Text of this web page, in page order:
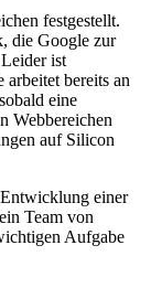
festgestellt.
die Google zur
ist
bereits an
eine
Webbereichen
auf Silicon
einer
Team von
Aufgabe